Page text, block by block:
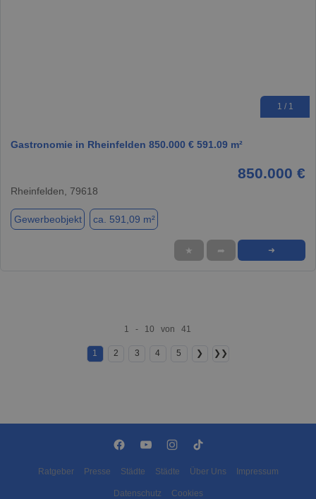
1 / 1
Gastronomie in Rheinfelden 850.000 € 591.09 m²
850.000 €
Rheinfelden, 79618
Gewerbeobjekt ca. 591,09 m²
★ ➦ ➜
1 - 10 von 41
1 2 3 4 5 ❯ ❯❯
Ratgeber Presse Städte Städte Über Uns Impressum
Datenschutz Cookies